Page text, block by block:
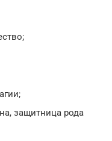
защитница рода